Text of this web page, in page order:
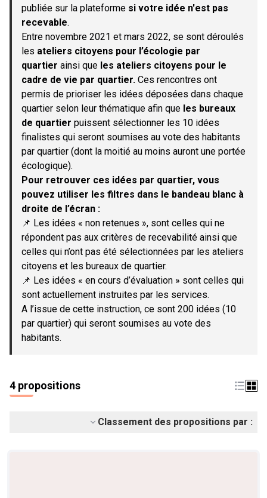
publiée sur la plateforme si votre idée n'est pas
recevable.
Entre novembre 2021 et mars 2022, se sont déroulés
les ateliers citoyens pour l’écologie par
quartier ainsi que les ateliers citoyens pour le
cadre de vie par quartier. Ces rencontres ont
permis de prioriser les idées déposées dans chaque
quartier selon leur thématique afin que les bureaux
de quartier puissent sélectionner les 10 idées
finalistes qui seront soumises au vote des habitants
par quartier (dont la moitié au moins auront une portée
écologique).
Pour retrouver ces idées par quartier, vous
pouvez utiliser les filtres dans le bandeau blanc à
droite de l’écran :
📌 Les idées « non retenues », sont celles qui ne
répondent pas aux critères de recevabilité ainsi que
celles qui n’ont pas été sélectionnées par les ateliers
citoyens et les bureaux de quartier.
📌 Les idées « en cours d’évaluation » sont celles qui
sont actuellement instruites par les services.
A l’issue de cette instruction, ce sont 200 idées (10
par quartier) qui seront soumises au vote des
habitants.
4 propositions
Classement des propositions par :